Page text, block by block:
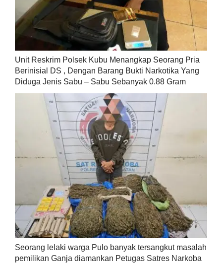
Unit Reskrim Polsek Kubu Menangkap Seorang Pria
Berinisial DS , Dengan Barang Bukti Narkotika Yang
Diduga Jenis Sabu – Sabu Sebanyak 0.88 Gram
Seorang lelaki warga Pulo banyak tersangkut masalah
pemilikan Ganja diamankan Petugas Satres Narkoba